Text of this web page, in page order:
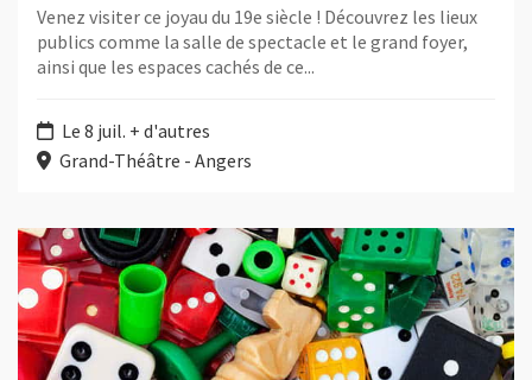
Venez visiter ce joyau du 19e siècle ! Découvrez les lieux
publics comme la salle de spectacle et le grand foyer,
ainsi que les espaces cachés de ce...
Le 8 juil. + d'autres
Grand-Théâtre - Angers
Plus d'information sur l'évènement : La dictée d'Angers